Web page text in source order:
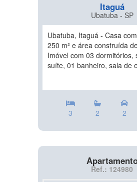
Itaguá
Ubatuba - SP
Ubatuba, Itaguá - Casa
250 m² e área construída
Imóvel com 03 dormitórios,
suíte, 01 banheiro, sala de
3 2 2
Ref.: 124980